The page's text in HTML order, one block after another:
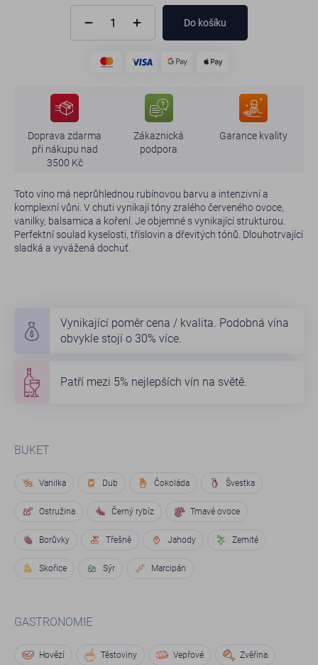
Do košíku
Doprava zdarma
při nákupu nad
3500 Kč
Zákaznická
podpora
Garance kvality
Toto víno má neprůhlednou rubínovou barvu a intenzivní a
komplexní vůni. V chuti vynikají tóny zralého červeného ovoce,
vanilky, balsamica a koření. Je objemné s vynikající strukturou.
Perfektní soulad kyselosti, tříslovin a dřevitých tónů. Dlouhotrvající
sladká a vyvážená dochuť.
Vynikající poměr cena / kvalita. Podobná vína
obvykle stojí o 30% více.
Patří mezi 5% nejlepších vín na světě.
BUKET
Vanilka Dub Čokoláda Švestka
Ostružina Černý rybíz Tmavé ovoce
Borůvky Třešně Jahody Zemité
Skořice Sýr Marcipán
GASTRONOMIE
Hovězí Těstoviny Vepřové Zvěřina